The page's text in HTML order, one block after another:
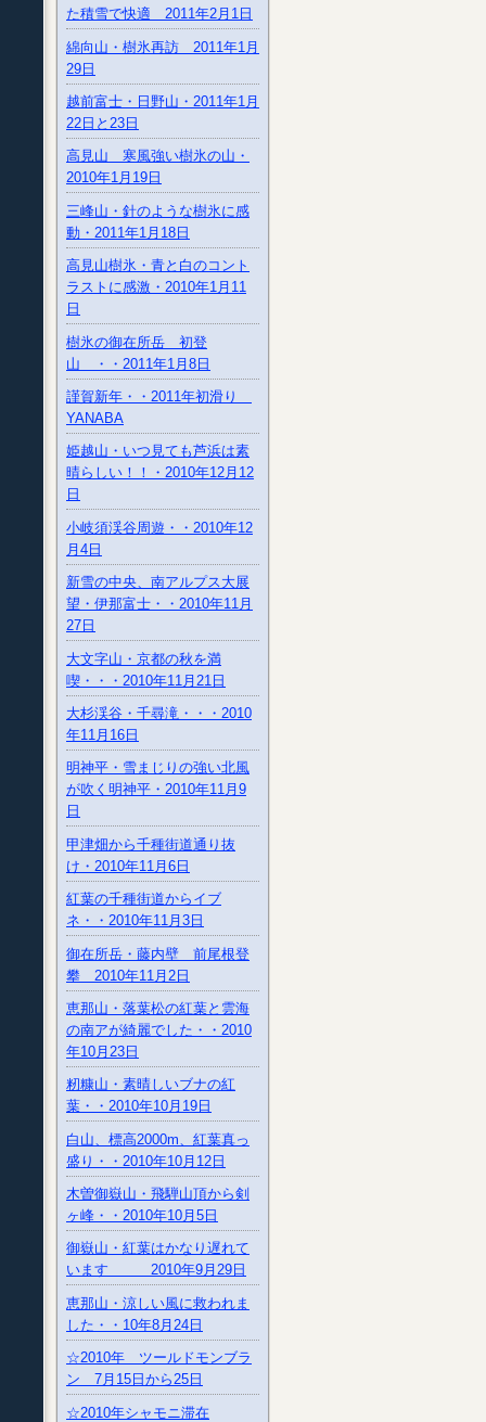
た積雪で快適 2011年2月1日
綿向山・樹氷再訪 2011年1月
29日
越前富士・日野山・2011年1月
22日と23日
高見山 寒風強い樹氷の山・
2010年1月19日
三峰山・針のような樹氷に感
動・2011年1月18日
高見山樹氷・青と白のコント
ラストに感激・2010年1月11
日
樹氷の御在所岳 初登
山 ・・2011年1月8日
謹賀新年・・2011年初滑り
YANABA
姫越山・いつ見ても芦浜は素
晴らしい！！・2010年12月12
日
小岐須渓谷周遊・・2010年12
月4日
新雪の中央、南アルプス大展
望・伊那富士・・2010年11月
27日
大文字山・京都の秋を満
喫・・・2010年11月21日
大杉渓谷・千尋滝・・・2010
年11月16日
明神平・雪まじりの強い北風
が吹く明神平・2010年11月9
日
甲津畑から千種街道通り抜
け・2010年11月6日
紅葉の千種街道からイブ
ネ・・2010年11月3日
御在所岳・藤内壁 前尾根登
攀 2010年11月2日
恵那山・落葉松の紅葉と雲海
の南アが綺麗でした・・2010
年10月23日
籾糠山・素晴しいブナの紅
葉・・2010年10月19日
白山、標高2000m、紅葉真っ
盛り・・2010年10月12日
木曽御嶽山・飛騨山頂から剣
ヶ峰・・2010年10月5日
御嶽山・紅葉はかなり遅れて
います 2010年9月29日
恵那山・涼しい風に救われま
した・・10年8月24日
☆2010年 ツールドモンブラ
ン 7月15日から25日
☆2010年シャモニ滞在